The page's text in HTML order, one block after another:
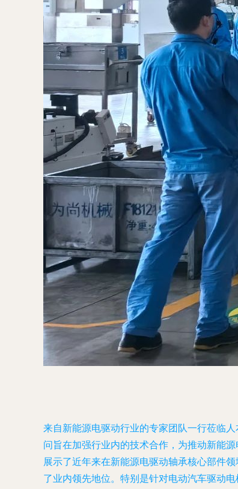
来自新能源电驱动行业的专家团队一行莅临
问旨在加强行业内的技术合作，为推动新能
展示了近年来在新能源电驱动轴承核心部件
了业内领先地位。特别是针对电动汽车驱动